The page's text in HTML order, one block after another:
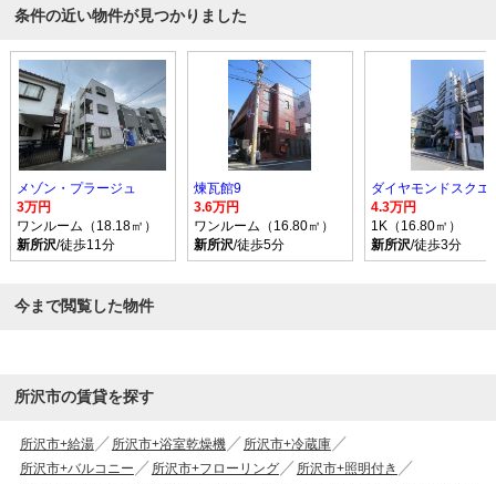
条件の近い物件が見つかりました
メゾン・プラージュ
3万円
ワンルーム（18.18㎡）
新所沢/徒歩11分
煉瓦館9
3.6万円
ワンルーム（16.80㎡）
新所沢/徒歩5分
4.3万円
1K（16.80㎡）
新所沢/徒歩3分
今まで閲覧した物件
所沢市の賃貸を探す
所沢市+給湯 所沢市+浴室乾燥機
所沢市+冷蔵庫
所沢市+バルコニー
所沢市+フローリング
所沢市+照明付き